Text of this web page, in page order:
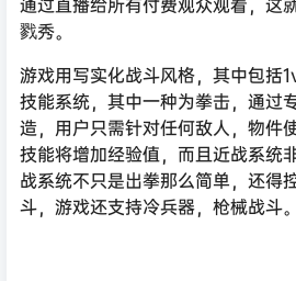
戮秀。
游戏用写实化战斗风格，其中包括
技能系统，其中一种为拳击，通过
造，用户只需针对任何敌人，物件
技能将增加经验值，而且近战系统
战系统不只是出拳那么简单，还得
斗，游戏还支持冷兵器，枪械战斗。